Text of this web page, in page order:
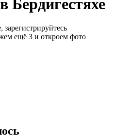
Бердигестяхе
ещё 3 и откроем фото